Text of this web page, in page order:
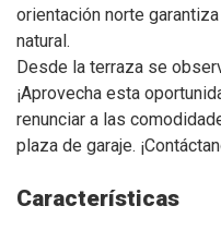
orientación norte
natural.
Desde la terraza se
¡Aprovecha esta
renunciar a las
plaza de garaje.
Características